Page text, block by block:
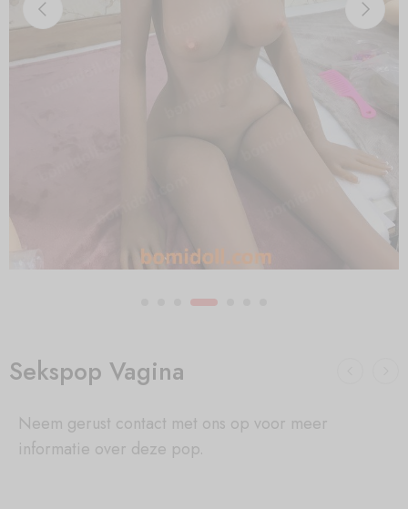
Sekspop Vagina
Neem gerust contact met ons op voor meer
informatie over deze pop.